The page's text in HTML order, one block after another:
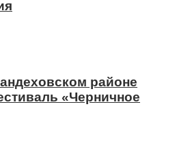
районе
«Черничное